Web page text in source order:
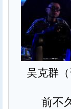
吴克群
前不久